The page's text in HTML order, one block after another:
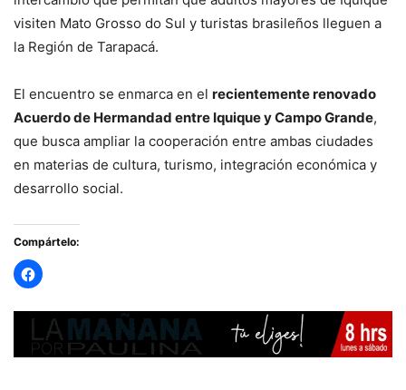
visiten Mato Grosso do Sul y turistas brasileños lleguen a
la Región de Tarapacá.
El encuentro se enmarca en el recientemente renovado
Acuerdo de Hermandad entre Iquique y Campo Grande,
que busca ampliar la cooperación entre ambas ciudades
en materias de cultura, turismo, integración económica y
desarrollo social.
Compártelo: